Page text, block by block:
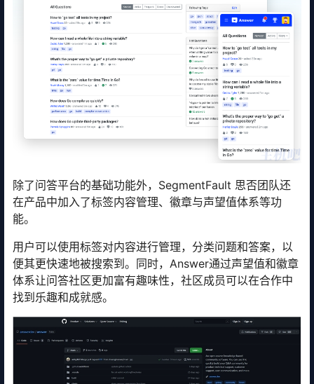
除了问答平台的基础功能外，SegmentFault 思否团队还
在产品中加入了标签内容管理、徽章与声望值体系等功
能。
用户可以使用标签对内容进行管理，分类问题和答案，以
便其更快速地被搜索到。同时，Answer通过声望值和徽章
体系让问答社区更加富有趣味性，社区成员可以在合作中
找到乐趣和成就感。